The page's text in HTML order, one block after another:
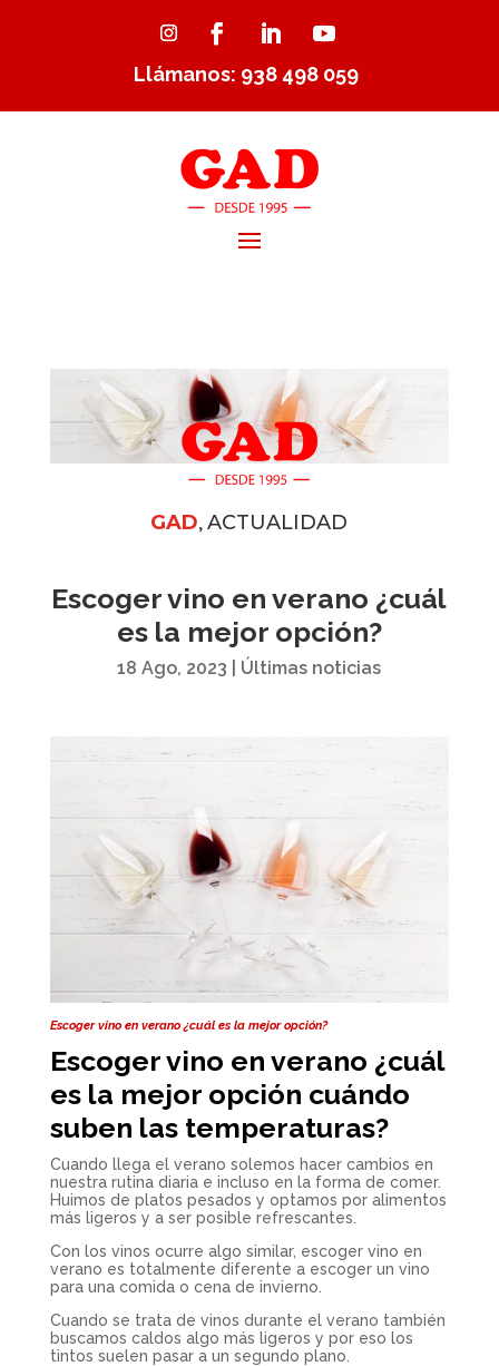
Llámanos: 938 498 059
GAD,ACTUALIDAD
Escoger vino en verano ¿cuál
es la mejor opción?
18 Ago, 2023 Últimas noticias
Escoger vino en verano ¿cuál es la mejor opción?
Escoger vino en verano ¿cuál
es la mejor opción cuándo
suben las temperaturas?
Cuando llega el verano solemos hacer cambios en
nuestra rutina diaria e incluso en la forma de comer.
Huimos de platos pesados y optamos por alimentos
más ligeros y a ser posible refrescantes.
Con los vinos ocurre algo similar, escoger vino en
verano es totalmente diferente a escoger un vino
para una comida o cena de invierno.
Cuando se trata de vinos durante el verano también
buscamos caldos algo más ligeros y por eso los
tintos suelen pasar a un segundo plano.